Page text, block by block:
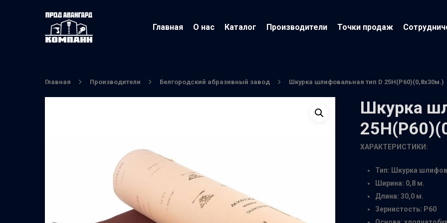
Нажмите Enter для поиска или ESC чтобы выйти
Главная О нас Каталог Производители Точки продаж
Главная Производители Белгородский абразивный завод Шкурка шлифовальная тип D 25Н(Р60)(0,8х30м.)
Шкурка
ХАРАКТЕРИСТИКИ:
Тип: Шкурка
Ширина: 0,8 м.
Длина: 30,0 м.
Зернистость: Р60